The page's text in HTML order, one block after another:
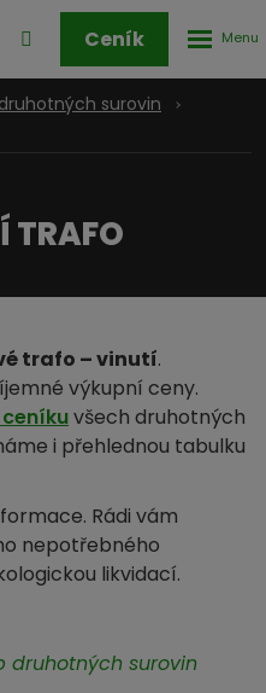
Přihlášení
klienstké
zóny
Ceník
surovin
TRAFO
trafo – vinutí.
výkupní ceny.
všech druhotných
i přehlednou tabulku
Rádi vám
nepotřebného
likvidací.